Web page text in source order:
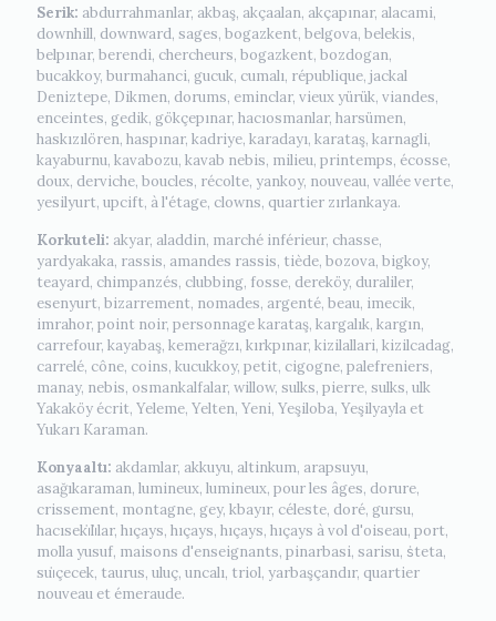
Serik: abdurrahmanlar, akbaş, akçaalan, akçapınar, alacami,
downhill, downward, sages, bogazkent, belgova, belekis,
belpınar, berendi, chercheurs, bogazkent, bozdogan,
bucakkoy, burmahanci, gucuk, cumalı, république, jackal
Deniztepe, Dikmen, dorums, eminclar, vieux yürük, viandes,
enceintes, gedik, gökçepınar, hacıosmanlar, harsümen,
haskızılören, haspınar, kadriye, karadayı, karataş, karnagli,
kayaburnu, kavabozu, kavab nebis, milieu, printemps, écosse,
doux, derviche, boucles, récolte, yankoy, nouveau, vallée verte,
yesilyurt, upcift, à l'étage, clowns, quartier zırlankaya.
Korkuteli: akyar, aladdin, marché inférieur, chasse,
yardyakaka, rassis, amandes rassis, tiède, bozova, bigkoy,
teayard, chimpanzés, clubbing, fosse, dereköy, duraliler,
esenyurt, bizarrement, nomades, argenté, beau, imecik,
imrahor, point noir, personnage karataş, kargalık, kargın,
carrefour, kayabaş, kemerağzı, kırkpınar, kizilallari, kizilcadag,
carrelé, cône, coins, kucukkoy, petit, cigogne, palefreniers,
manay, nebis, osmankalfalar, willow, sulks, pierre, sulks, ulk
Yakaköy écrit, Yeleme, Yelten, Yeni, Yeşiloba, Yeşilyayla et
Yukarı Karaman.
Konyaaltı: akdamlar, akkuyu, altinkum, arapsuyu,
asağıkaraman, lumineux, lumineux, pour les âges, dorure,
crissement, montagne, gey, kbayır, céleste, doré, gursu,
hacıseki̇li̇lar, hıçays, hıçays, hıçays, hıçays à vol d'oiseau, port,
molla yusuf, maisons d'enseignants, pinarbasi, sarisu, ṡteta,
sui̇çecek, taurus, uluç, uncalı, triol, yarbaşçandır, quartier
nouveau et émeraude.